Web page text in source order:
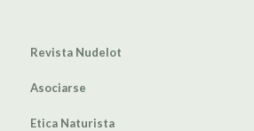
Revista Nudelot
Asociarse
Etica Naturista